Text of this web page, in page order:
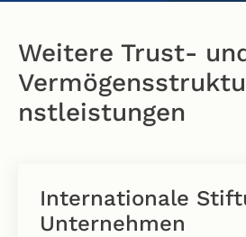
Weitere Trust-
nstleistungen
Internationale
Unternehmen